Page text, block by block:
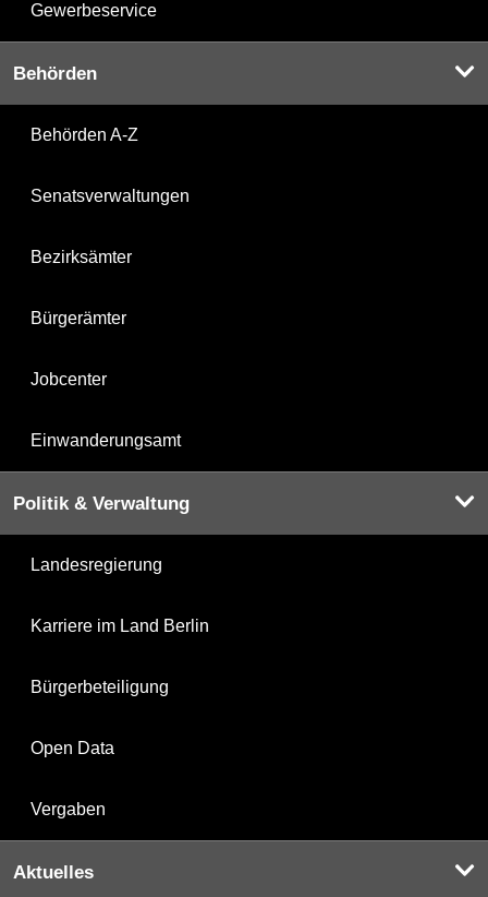
Gewerbeservice
Behörden
Behörden A-Z
Senatsverwaltungen
Bezirksämter
Bürgerämter
Jobcenter
Einwanderungsamt
Politik & Verwaltung
Landesregierung
Karriere im Land Berlin
Bürgerbeteiligung
Open Data
Vergaben
Aktuelles